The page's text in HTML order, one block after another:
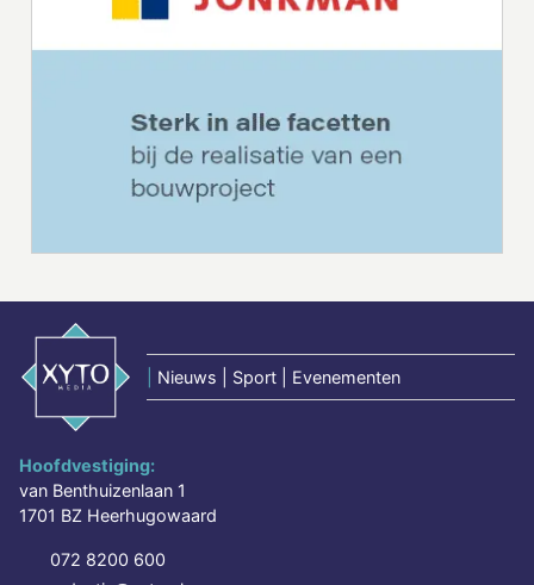
Nieuws | Sport | Evenementen
Hoofdvestiging:
van Benthuizenlaan 1
1701 BZ Heerhugowaard
072 8200 600